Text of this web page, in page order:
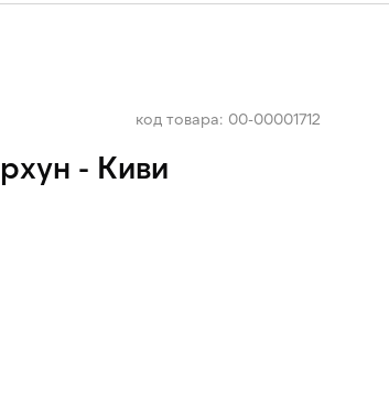
код товара: 00-00001712
- Киви